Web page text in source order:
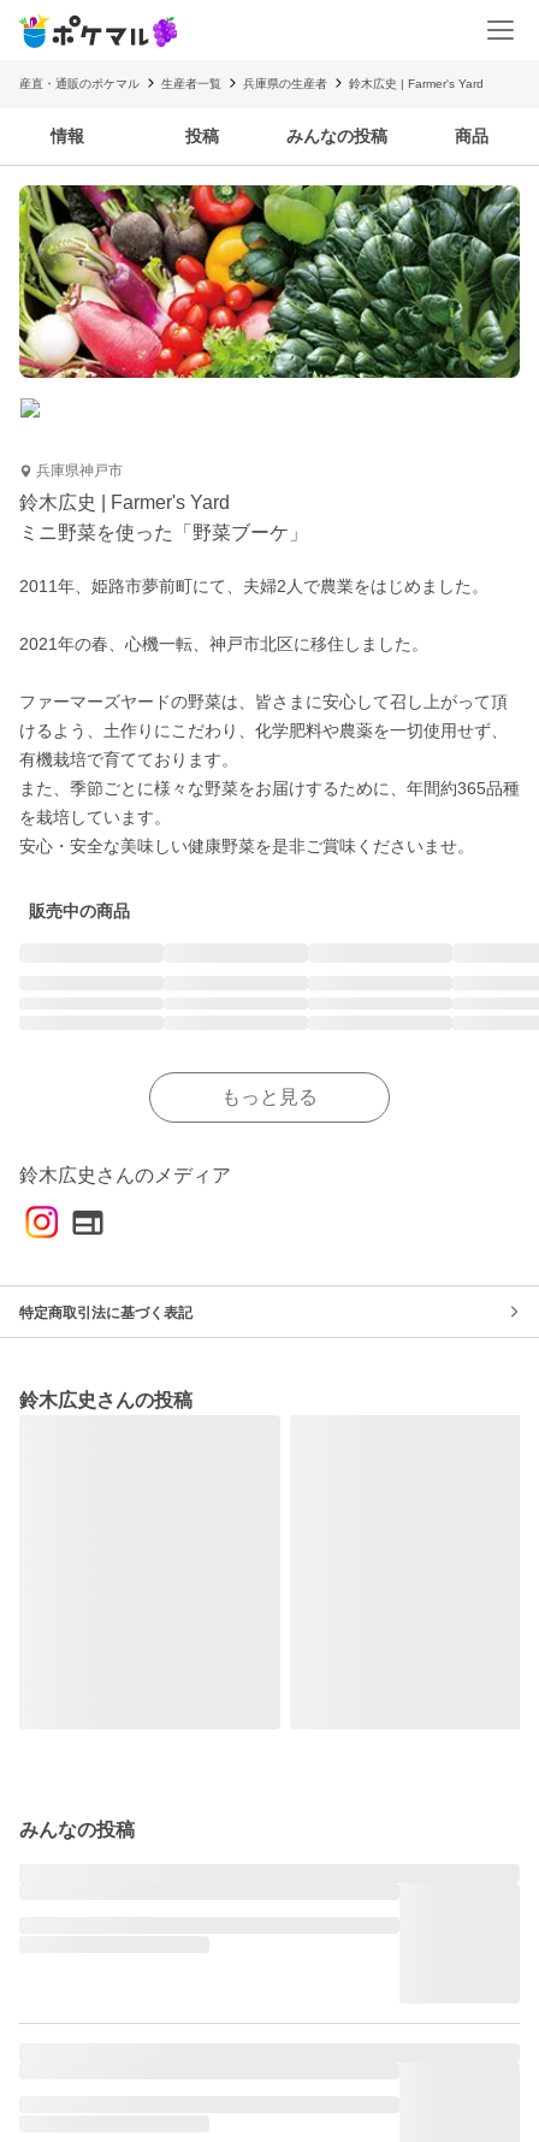
産直・通販のポケマル 生産者一覧 兵庫県の生産者 鈴木広史 | Farmer's Yard
情報 投稿 みんなの投稿 商品
兵庫県神戸市
鈴木広史 | Farmer's Yard
ミニ野菜を使った「野菜ブーケ」
2011年、姫路市夢前町にて、夫婦2人で農業をはじめました。
2021年の春、心機一転、神戸市北区に移住しました。
ファーマーズヤードの野菜は、皆さまに安心して召し上がって頂
けるよう、土作りにこだわり、化学肥料や農薬を一切使用せず、
有機栽培で育てております。
また、季節ごとに様々な野菜をお届けするために、年間約365品種
を栽培しています。
安心・安全な美味しい健康野菜を是非ご賞味くださいませ。
販売中の商品
もっと見る
鈴木広史さんのメディア
特定商取引法に基づく表記
鈴木広史さんの投稿
みんなの投稿